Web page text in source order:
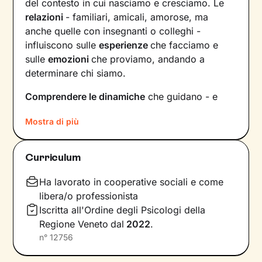
del contesto in cui nasciamo e cresciamo. Le
relazioni - familiari, amicali, amorose, ma
anche quelle con insegnanti o colleghi -
influiscono sulleesperienzeche facciamo e
sulleemozioniche proviamo, andando a
determinare chi siamo.
Comprendere le dinamiche che guidano - e
fondamentale per poter capire chi sei, per
vedere tutto il tuo mondo sotto una luce
diversa e dare nuovi significati a ciò che ti
Nei nostri incontri avrò cura di creare un clima
di ascolto e comprensione, così che tu possa
condividere ciò che pensi e provi in libertà
senza temere il giudizio. Insieme esploreremo i
Mostra di più
Curriculum
Ha lavorato in cooperative sociali e come
libera/o professionista
Iscritta all'Ordine degli Psicologi della
Regione Veneto dal 2022.
n° 12756